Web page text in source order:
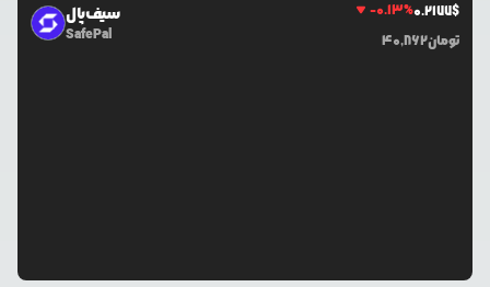
سیف‌پال
SafePal
-0.13%0.2177$
40,862تومان